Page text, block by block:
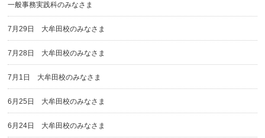
一般事務実践科のみなさま
7月29日 大牟田校のみなさま
7月28日 大牟田校のみなさま
7月1日 大牟田校のみなさま
6月25日 大牟田校のみなさま
6月24日 大牟田校のみなさま